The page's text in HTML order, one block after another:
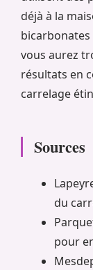
déjà à la
bicarbonates
vous aurez
résultats en
carrelage
Sources
du
pour